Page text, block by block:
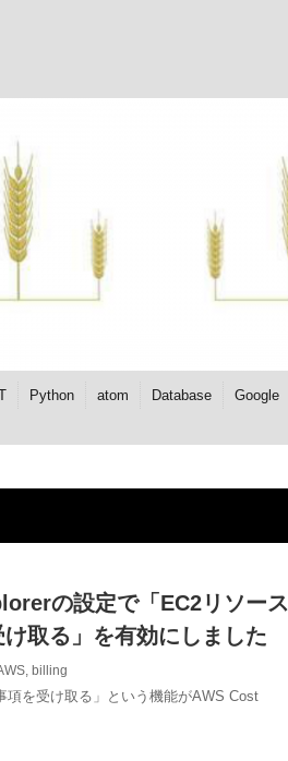
Python atom Database Google
の設定で「EC2リソース
取る」を有効にしました
, billing
項を受け取る」という機能がAWS Cost